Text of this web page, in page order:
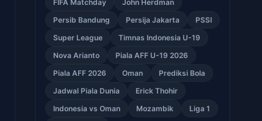
FIFA Matchday
John Herdman
Persib Bandung
Persija Jakarta
PSSI
Super League
Timnas Indonesia U-19
Nova Arianto
Piala AFF U-19 2026
Piala AFF 2026
Oman
Prediksi Bola
Jadwal Piala Dunia
Erick Thohir
Indonesia vs Oman
Mozambik
Liga 1